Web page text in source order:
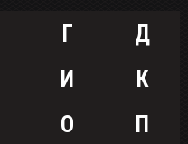
Г
Д
И
К
О
П